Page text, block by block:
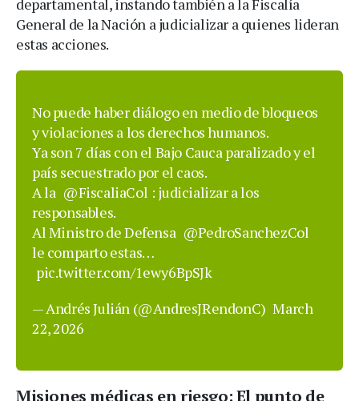
departamental, instando también a la Fiscalía
General de la Nación a judicializar a quienes lideran
estas acciones.
No puede haber diálogo en medio de bloqueos
y violaciones a los derechos humanos.
Ya son 7 días con el Bajo Cauca paralizado y el
país secuestrado por el caos.
A la @FiscaliaCol : judicializar a los
responsables.
Al Ministro de Defensa @PedroSanchezCol
le comparto estas…
pic.twitter.com/1ewy6BpSJk
— Andrés Julián (@AndresJRendonC) March
22, 2026
Misiones médicas en riesgo: El punto de